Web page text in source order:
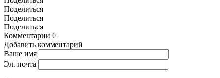
Поделиться
Поделиться
Поделиться
Комментарии 0
Добавить комментарий
Ваше имя
Эл. почта